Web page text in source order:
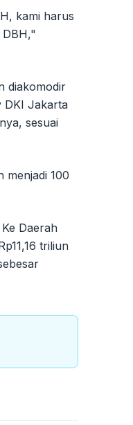
kami harus
diakomodir
DKI Jakarta
sesuai
menjadi 100
Daerah
triliun